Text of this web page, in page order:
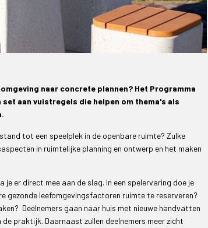
naar concrete plannen? Het Programma
aan vuistregels die helpen om thema's als
tot een speelplek in de openbare ruimte? Zulke
in ruimtelijke planning en ontwerp en het maken
je er direct mee aan de slag. In een spelervaring doe je
gezonde leefomgevingsfactoren ruimte te reserveren?
Deelnemers gaan naar huis met nieuwe handvatten
de praktijk. Daarnaast zullen deelnemers meer zicht